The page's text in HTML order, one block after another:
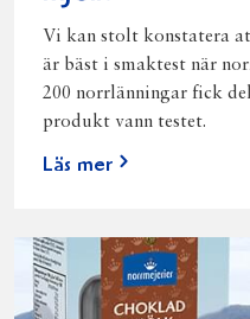
Vi kan stolt konstatera
är bäst i smaktest när
200 norrlänningar fick
produkt vann testet.
Läs mer